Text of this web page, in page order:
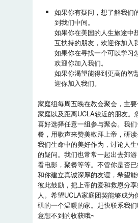
如果你有疑问，想了解我们
到我们中间。
如果你在美国的人生旅途中
互扶持的朋友，欢迎你加入
如果你在寻找一个可以学习
欢迎你加入我们。
如果你渴望能得到更高的智
迎你加入我们。
家庭组每周五晚在教会聚会，主
家庭以及距离UCLA较近的朋友。
喜好选择任意一组参与聚会。我
餐，用歌声来赞美敬拜上帝，研
我们生命中的美好作为，讨论人
的疑问。我们也常常一起出去郊
看电影，聚餐等等。不管你是否
和你建立真诚深厚的友谊，希望
彼此鼓励，把上帝的爱和救恩分
人。希望UCLA家庭团契能够成为
矶的一个温暖的家。赶快联系我
意想不到的收获哦~